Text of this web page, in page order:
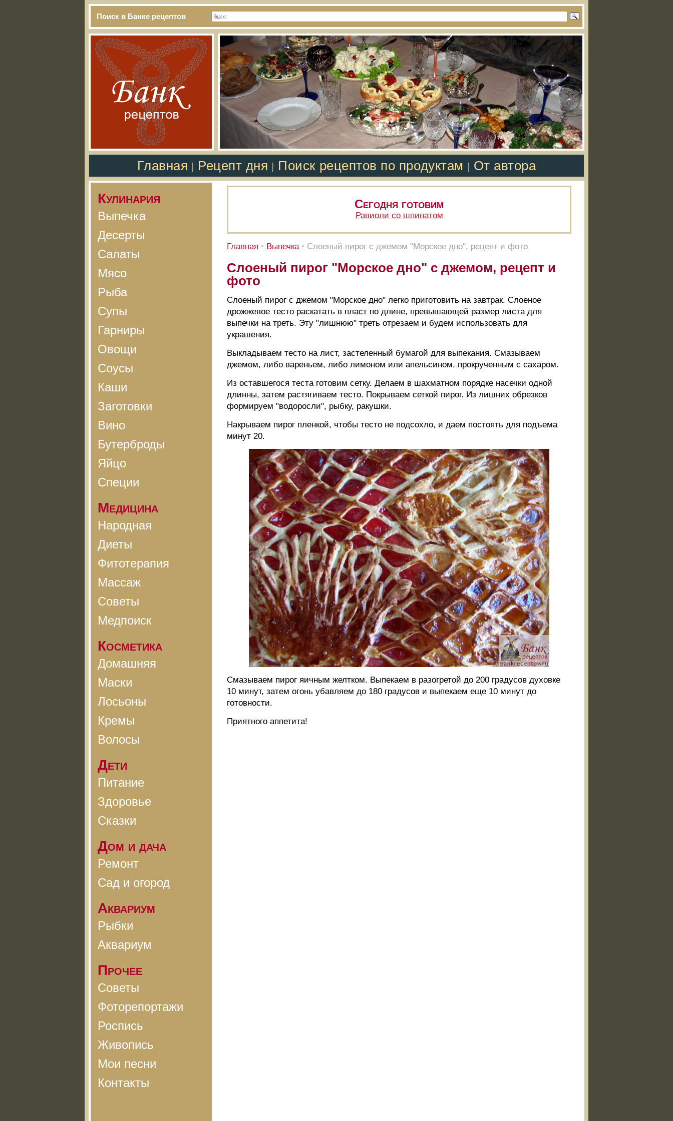
Поиск в Банке рецептов
Главная Рецепт дня Поиск рецептов по продуктам От автора
Кулинария
Выпечка
Десерты
Салаты
Мясо
Рыба
Супы
Гарниры
Овощи
Соусы
Каши
Заготовки
Вино
Бутерброды
Яйцо
Специи
Медицина
Народная
Диеты
Фитотерапия
Массаж
Советы
Медпоиск
Косметика
Домашняя
Маски
Лосьоны
Кремы
Волосы
Дети
Питание
Здоровье
Сказки
Дом и дача
Ремонт
Сад и огород
Аквариум
Рыбки
Аквариум
Прочее
Советы
Фоторепортажи
Роспись
Живопись
Мои песни
Контакты
Сегодня готовим
Равиоли со шпинатом
Главная • Выпечка • Слоеный пирог с джемом "Морское дно", рецепт и фото
Слоеный пирог "Морское дно" с джемом, рецепт и
фото
Слоеный пирог с джемом "Морское дно" легко приготовить на завтрак. Слоеное
дрожжевое тесто раскатать в пласт по длине, превышающей размер листа для
выпечки на треть. Эту "лишнюю" треть отрезаем и будем использовать для
украшения.
Выкладываем тесто на лист, застеленный бумагой для выпекания. Смазываем
джемом, либо вареньем, либо лимоном или апельсином, прокрученным с сахаром.
Из оставшегося теста готовим сетку. Делаем в шахматном порядке насечки одной
длинны, затем растягиваем тесто. Покрываем сеткой пирог. Из лишних обрезков
формируем "водоросли", рыбку, ракушки.
Накрываем пирог пленкой, чтобы тесто не подсохло, и даем постоять для подъема
минут 20.
Смазываем пирог яичным желтком. Выпекаем в разогретой до 200 градусов духовке
10 минут, затем огонь убавляем до 180 градусов и выпекаем еще 10 минут до
готовности.
Приятного аппетита!